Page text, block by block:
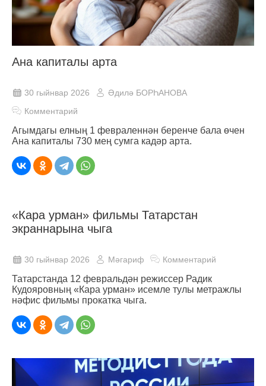
Ана капиталы арта
30 гыйнвар 2026
Әдилә БОРҺАНОВА
Комментарий
Агымдагы елның 1 февраленнән беренче бала өчен
Ана капиталы 730 мең сумга кадәр арта.
«Кара урман» фильмы Татарстан
экраннарына чыга
30 гыйнвар 2026 Мәгариф Комментарий
Татарстанда 12 февральдән режиссер Радик
Кудояровның «Кара урман» исемле тулы метражлы
нәфис фильмы прокатка чыга.